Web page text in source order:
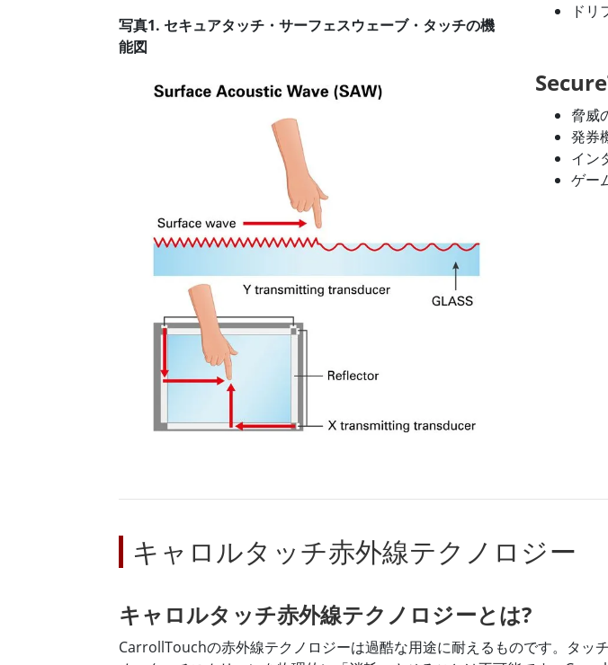
写真1. セキュアタッチ・サーフェスウェーブ・タッチの機
能図
ドリ
脅威
発券
イン
ゲー
キャロルタッチ赤外線テクノロジー
キャロルタッチ赤外線テクノロジーとは?
CarrollTouchの赤外線テクノロジーは過酷な用途に耐えるものです。タッ